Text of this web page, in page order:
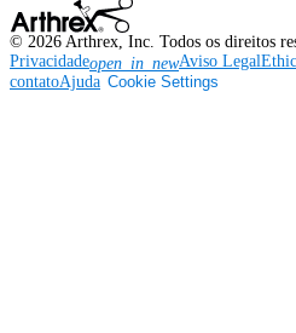
© 2026 Arthrex, Inc. Todos os direitos
Privacidadeopen_in_newAviso Legal
contatoAjuda Cookie Settings